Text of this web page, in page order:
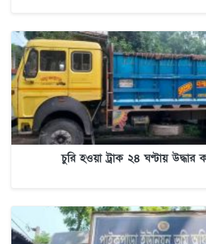
চুরি হওয়া ট্রাক ২৪ ঘণ্টায়